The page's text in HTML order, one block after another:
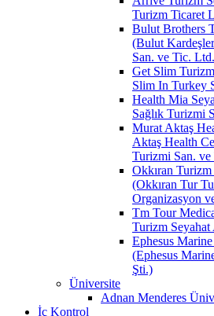
Turizm Ticaret
Bulut Brothers
(Bulut
San. ve Tic.
Get Slim
Slim In Turkey
Health Mia
Sağlık Turizmi
Murat Aktaş
Aktaş Health
Turizmi San.
Okkıran Turizm
(Okkıran Tur
Organizasyon
Tm Tour
Turizm
Ephesus
(Ephesus
Şti.)
Üniversite
Adnan Menderes
İç Kontrol